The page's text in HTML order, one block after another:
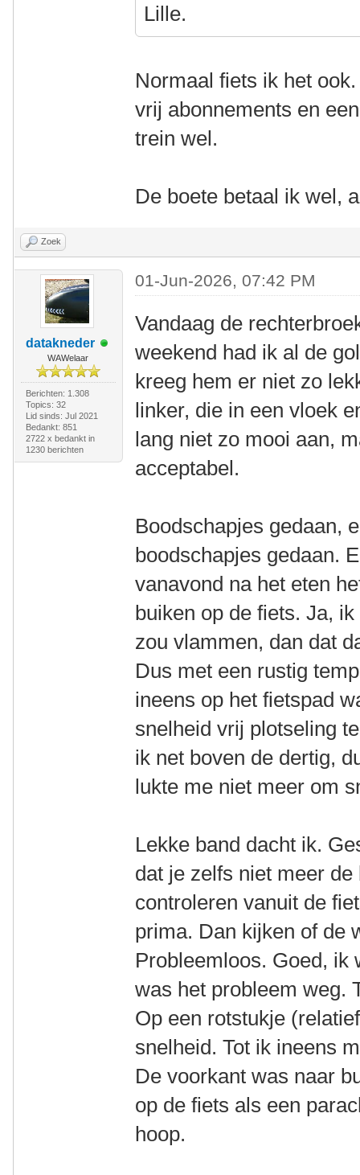
Lille.
Normaal fiets ik het
vrij abonnements en
trein wel.
De boete betaal ik wel,
Zoek
datakneder
WAWelaar
Berichten: 1.308
Topics: 32
Lid sinds: Jul 2021
Bedankt: 851
2722 x bedankt in
1230 berichten
01-Jun-2026, 07:42 PM
Vandaag de
weekend had ik al de
kreeg hem er niet zo
linker, die in een vloek
lang niet zo mooi aan,
acceptabel.
Boodschapjes gedaan,
boodschapjes gedaan.
vanavond na het eten
buiken op de fiets. Ja,
zou vlammen, dan dat
Dus met een rustig
ineens op het fietspad
snelheid vrij plotseling
ik net boven de dertig,
lukte me niet meer om
Lekke band dacht ik.
dat je zelfs niet meer
controleren vanuit de
prima. Dan kijken of de
Probleemloos. Goed, ik
was het probleem weg.
Op een rotstukje
snelheid. Tot ik ineens
De voorkant was naar
op de fiets als een
hoop.